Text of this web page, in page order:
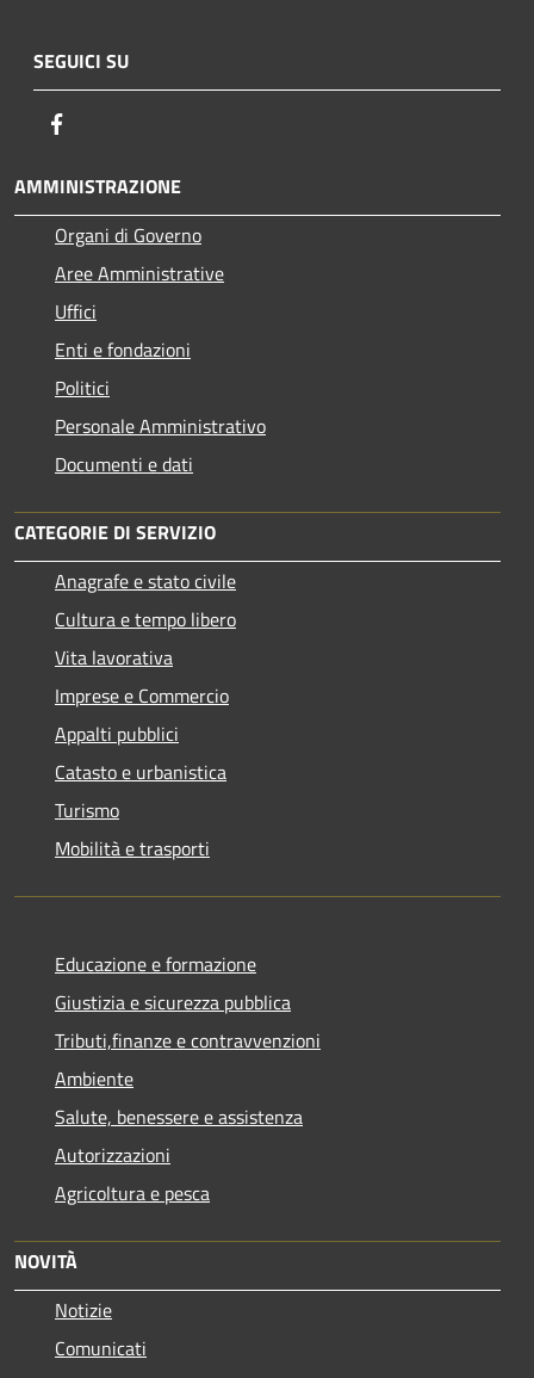
SEGUICI SU
AMMINISTRAZIONE
Organi di Governo
Aree Amministrative
Uffici
Enti e fondazioni
Politici
Personale Amministrativo
Documenti e dati
CATEGORIE DI SERVIZIO
Anagrafe e stato civile
Cultura e tempo libero
Vita lavorativa
Imprese e Commercio
Appalti pubblici
Catasto e urbanistica
Turismo
Mobilità e trasporti
Educazione e formazione
Giustizia e sicurezza pubblica
Tributi,finanze e contravvenzioni
Ambiente
Salute, benessere e assistenza
Autorizzazioni
Agricoltura e pesca
NOVITÀ
Notizie
Comunicati